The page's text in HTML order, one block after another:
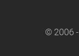
© 2006 -